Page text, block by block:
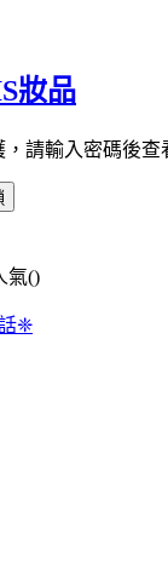
妝品
請輸入密碼後查
氣()
❈